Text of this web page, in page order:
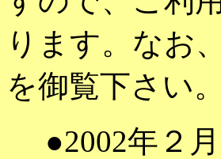
ります。なお
を御覧下さい。
●2002年２